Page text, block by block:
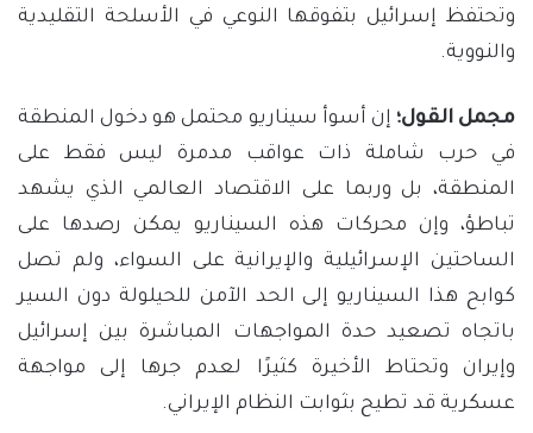
وتحتفظ إسرائيل بتفوقها النوعي في الأسلحة التقليدية
والنووية.
مجمل القول؛ إن أسوأ سيناريو محتمل هو دخول المنطقة
في حرب شاملة ذات عواقب مدمرة ليس فقط على
المنطقة، بل وربما على الاقتصاد العالمي الذي يشهد
تباطؤ، وإن محركات هذه السيناريو يمكن رصدها على
الساحتين الإسرائيلية والإيرانية على السواء، ولم تصل
كوابح هذا السيناريو إلى الحد الآمن للحيلولة دون السير
باتجاه تصعيد حدة المواجهات المباشرة بين إسرائيل
وإيران وتحتاط الأخيرة كثيرًا لعدم جرها إلى مواجهة
عسكرية قد تطيح بثوابت النظام الإيراني.